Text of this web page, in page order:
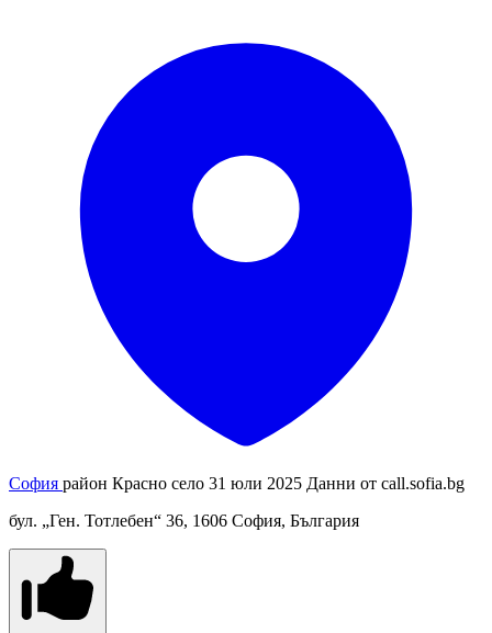
София район Красно село 31 юли 2025 Данни от call.sofia.bg
бул. „Ген. Тотлебен“ 36, 1606 София, България